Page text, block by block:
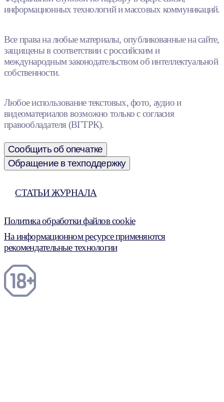
информационных технологий и массовых коммуникаций.
Все права на любые материалы, опубликованные на сайте,
защищены в соответствии с российским и
международным законодательством об интеллектуальной
собственности.
Любое использование текстовых, фото, аудио и
видеоматериалов возможно только с согласия
правообладателя (ВГТРК).
Сообщить об опечатке
Обращение в техподдержку
СТАТЬИ ЖУРНАЛА
Политика обработки файлов cookie
На информационном ресурсе применяются
рекомендательные технологии